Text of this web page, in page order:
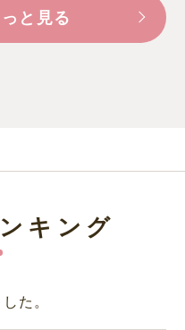
と見る
キング
た。